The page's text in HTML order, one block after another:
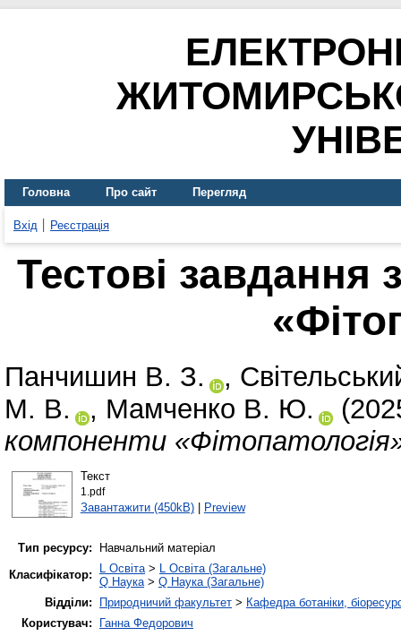
Головна Про сайт Перегляд
Вхід Реєстрація
Тестові завдання
Панчишин В. З. ,
М. В.
, Мамченко В. Ю.
компоненти
Текст
1.pdf
Завантажити (450kB)| Preview
Тип ресурсу:
Навчальний матеріал
Класифікатор:
L Освіта> L Освіта (Загальне)
Q Наука> Q Наука (Загальне)
Відділи:
Природничий факультет > Кафедра ботаніки,
Користувач:
Ганна Федорович